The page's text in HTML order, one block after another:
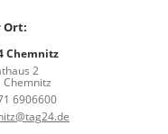
Ort:
Chemnitz
2
Chemnitz
6906600